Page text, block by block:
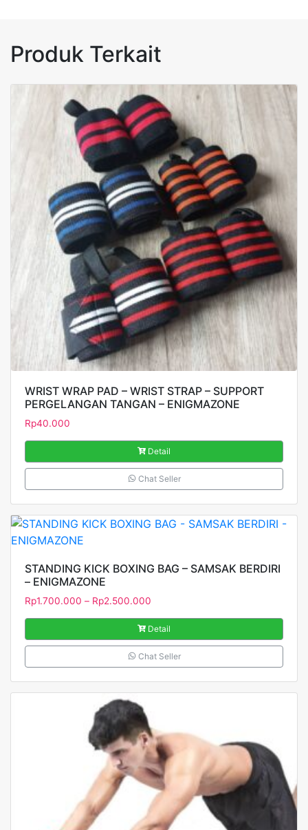
Produk Terkait
WRIST WRAP PAD – WRIST STRAP – SUPPORT
PERGELANGAN TANGAN – ENIGMAZONE
Rp40.000
Detail
Chat Seller
STANDING KICK BOXING BAG – SAMSAK BERDIRI
– ENIGMAZONE
Rp1.700.000 – Rp2.500.000
Detail
Chat Seller